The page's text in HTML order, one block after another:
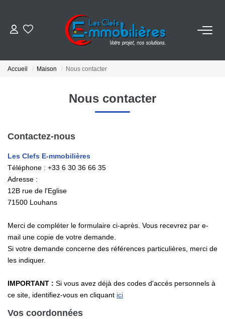
VENDRE
NOS AGENCES
Nos Actualités
Accueil Maison Nous contacter
Nous contacter
Contactez-nous
Les Clefs E-mmobilières
Téléphone : +33 6 30 36 66 35
Adresse :
12B rue de l'Eglise
71500 Louhans
Merci de compléter le formulaire ci-après. Vous recevrez par e-
mail une copie de votre demande.
Si votre demande concerne des références particulières, merci de
les indiquer.
IMPORTANT : Si vous avez déjà des codes d'accés personnels à
ce site, identifiez-vous en cliquant ici
Vos coordonnées